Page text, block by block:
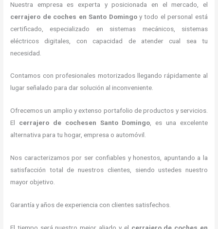
Nuestra empresa es experta y posicionada en el mercado, el
cerrajero de coches en Santo Domingoy todo el personal está
certificado, especializado en sistemas mecánicos, sistemas
eléctricos digitales, con capacidad de atender cual sea tu
necesidad.
Contamos con profesionales motorizados llegando rápidamente al
lugar señalado para dar solución al inconveniente.
Ofrecemos un amplio y extenso portafolio de productos y servicios.
El cerrajero de cochesen Santo Domingo, es una excelente
alternativa para tu hogar, empresa o automóvil.
Nos caracterizamos por ser confiables y honestos, apuntando a la
satisfacción total de nuestros clientes, siendo ustedes nuestro
mayor objetivo.
Garantía y años de experiencia con clientes satisfechos.